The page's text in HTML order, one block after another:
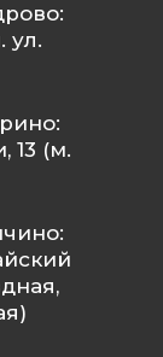
ул.
13 (м.